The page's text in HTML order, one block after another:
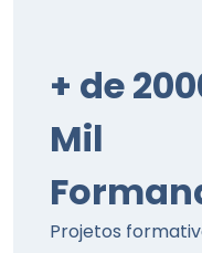
+ de
Mil
Projetos